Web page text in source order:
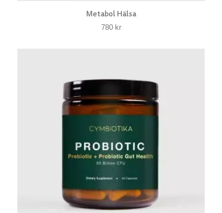
Metabol Hälsa
780 kr